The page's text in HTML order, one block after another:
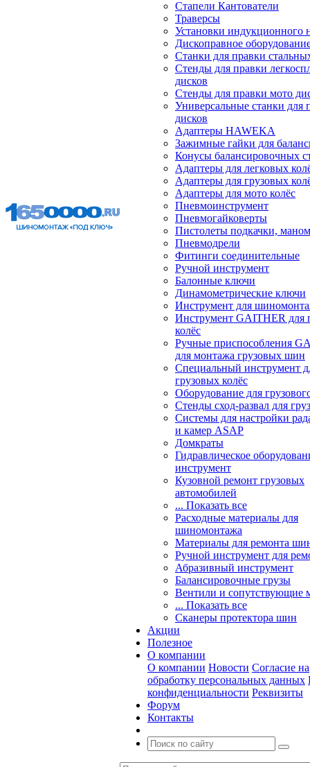
Стапели Кантователи
Траверсы
Установки индукционного
Дископравное
Станки для правки
Стенды для правки
дисков
Стенды для правки мото
Универсальные станки для
дисков
Адаптеры HAWEKA
Зажимные гайки для
Конусы балансировочных
Адаптеры для легковых
Адаптеры для грузовых
Адаптеры для мото колёс
Пневмоинструмент
Пневмогайковерты
Пистолеты подкачки,
Пневмодрели
Фитинги соединительные
Ручной инструмент
Балонные ключи
Динамометрические ключи
Инструмент для
Инструмент GAITHER для
колёс
Ручные приспособления
для монтажа грузовых шин
Специальный инструмент
грузовых колёс
Оборудование для
Стенды сход-развал для
Системы для настройки
и камер ASAP
Домкраты
Гидравлическое
инструмент
Кузовной ремонт грузовых
автомобилей
... Показать все
Расходные материалы для
шиномонтажа
Материалы для ремонта
Ручной инструмент для
Абразивный инструмент
Балансировочные грузы
Вентили и сопутствующие
... Показать все
Сканеры протектора шин
Акции
Полезное
О компании
О компании Новости Согласие на
обработку персональных данных
конфиденциальности Реквизиты
Форум
Контакты